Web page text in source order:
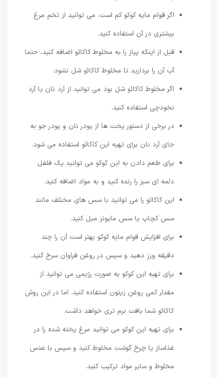
اگر قوام مایه کوکو کم است، می توانید از تخم مرغ
بیشتری در آن استفاده کنید.
قبل از اینکه پیاز را به مخلوط کاکائو اضافه کنید، حتما
آب آن را بردارید تا مخلوط کاکائو شل نشود.
اگر مخلوط کاکائو شل بود می توانید از آرد نان یا آرد
نخودچی استفاده کنید.
در برخی از دستور پخت ها از پودر نان و پودر جو به
جای آرد نان برای تهیه این کاکائو استفاده می شود.
برای طعم دادن به این کوکو می توانید یک فلفل
دلمه ای سبز را رنده کنید و به مواد اضافه کنید.
این کاکائو را می توانید با سس های مختلف مانند
سس کچاپ یا سس مایونز میل کنید.
برای افزایش قوام مایه کوکو بهتر است آن را چند
دقیقه ورز دهید و سپس در روغن فراوان سرخ کنید.
برای تهیه این کوکو به صورت رژیمی می توانید از
مقدار کمی روغن زیتون استفاده کنید. اما در این روش
کاکائو شما بافت نرم تری خواهد داشت.
برای تهیه این کوکو می توانید مرغ پخته شده را در
غذاساز یا چرخ گوشت مخلوط کنید و سپس با عدس
مخلوط و سایر مواد ترکیب کنید.